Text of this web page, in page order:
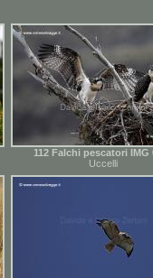
112 Falchi pescatori IMG
Uccelli